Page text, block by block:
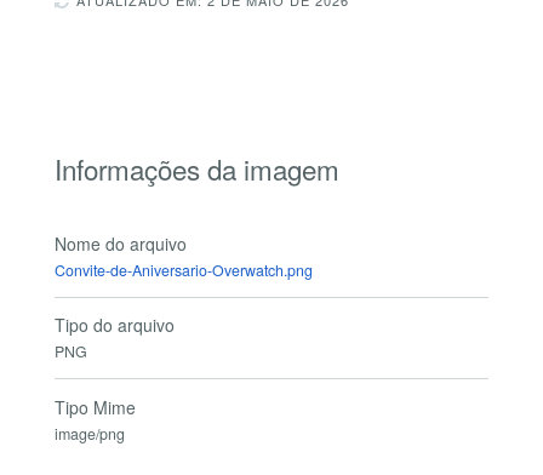
Informações da imagem
Nome do arquivo
Convite-de-Aniversario-Overwatch.png
Tipo do arquivo
PNG
Tipo Mime
image/png